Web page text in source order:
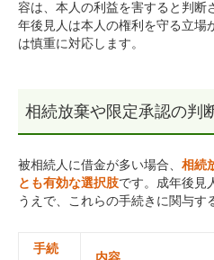
容は、本人の利益を害すると判断
年後見人は本人の権利を守る立場
は慎重に対応します。
相続放棄や限定承認の判
被相続人に借金が多い場合、相続
とも有効な選択肢です。成年後見
うえで、これらの手続きに関与す
手続